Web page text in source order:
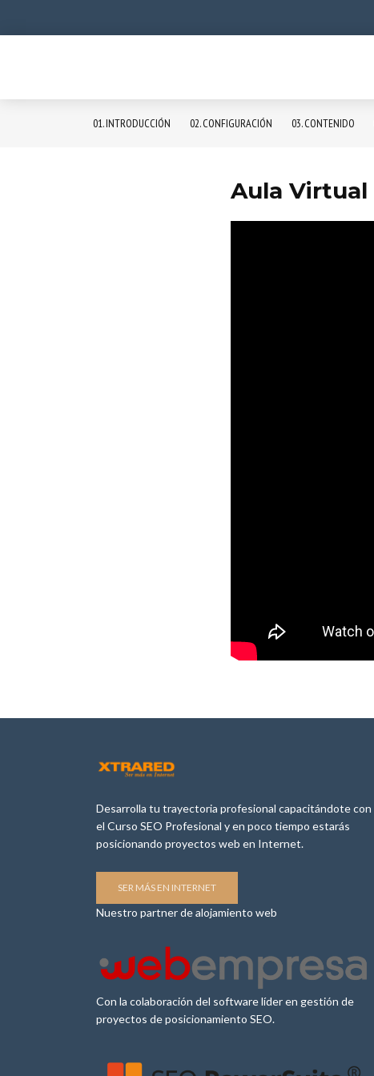
01. INTRODUCCIÓN 02. CONFIGURACIÓN 03. CONTENIDO
Aula Virtual
Desarrolla tu trayectoria profesional capacitándote con
el Curso SEO Profesional y en poco tiempo estarás
posicionando proyectos web en Internet.
SER MÁS EN INTERNET
Nuestro partner de alojamiento web
Con la colaboración del software líder en gestión de
proyectos de posicionamiento SEO.